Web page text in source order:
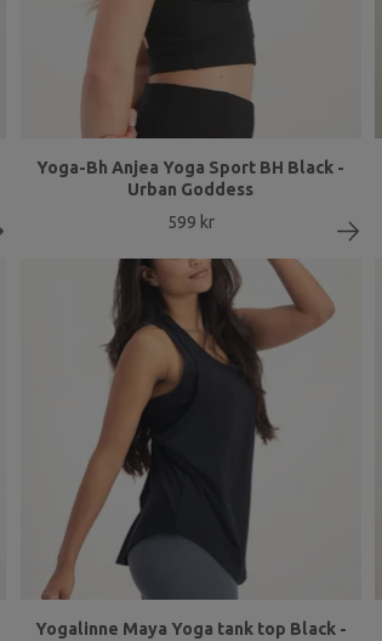
Yoga-Bh Anjea Yoga Sport BH Black -
Urban Goddess
599 kr
Yogalinne Maya Yoga tank top Black -